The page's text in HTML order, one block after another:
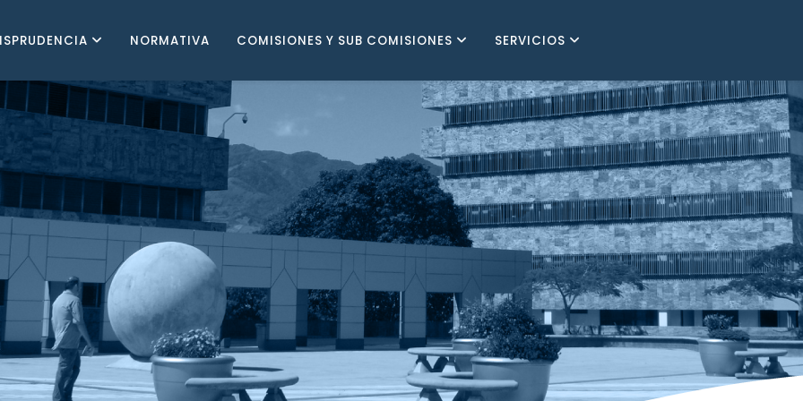
NORMATIVA COMISIONES Y SUB COMISIONES SERVICIOS